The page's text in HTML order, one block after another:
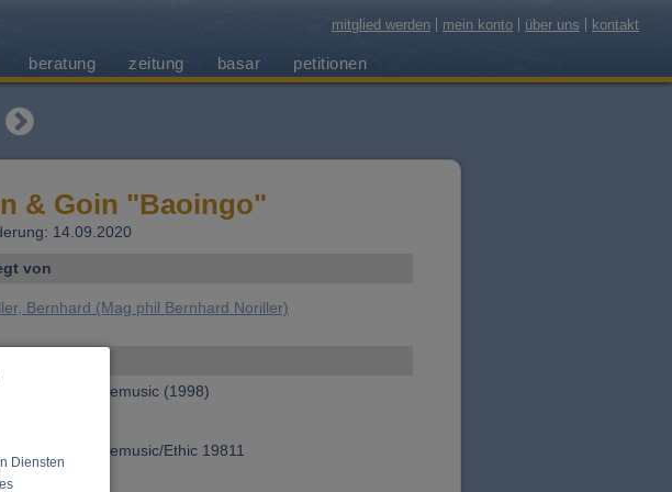
Diensten
mitglied werden mein konto über uns kontakt
beratung zeitung basar petitionen
& Goin "Baoingo"
14.09.2020
von
Bernhard (Mag phil Bernhard Noriller)
Polyglobemusic (1998)
€
Polyglobemusic/Ethic 19811
dieser CD